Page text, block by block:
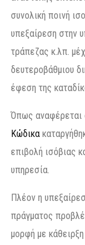
συνολική ποινή
υπεξαίρεση στην
τράπεζας κ.λπ.
δευτεροβάθμιου
έφεση της
Όπως αναφέρεται
Κώδικα
επιβολή ισόβιας
υπηρεσία.
Πλέον η
πράγματος
μορφή με